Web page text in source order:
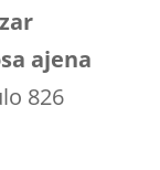
ajena
826